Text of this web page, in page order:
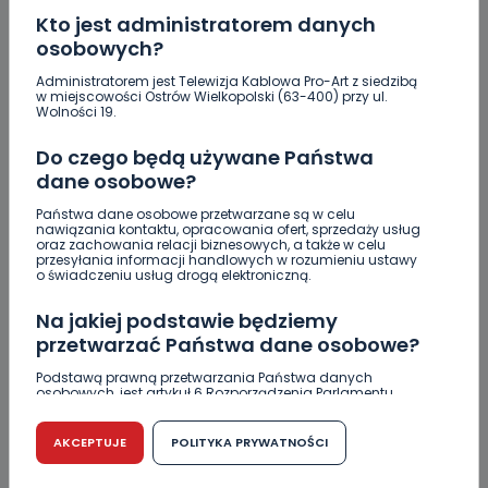
Kto jest administratorem danych
osobowych?
Administratorem jest Telewizja Kablowa Pro-Art z siedzibą
w miejscowości Ostrów Wielkopolski (63-400) przy ul.
Wolności 19.
Do czego będą używane Państwa
dane osobowe?
Państwa dane osobowe przetwarzane są w celu
nawiązania kontaktu, opracowania ofert, sprzedaży usług
oraz zachowania relacji biznesowych, a także w celu
przesyłania informacji handlowych w rozumieniu ustawy
o świadczeniu usług drogą elektroniczną.
Na jakiej podstawie będziemy
przetwarzać Państwa dane osobowe?
Podstawą prawną przetwarzania Państwa danych
osobowych, jest artykuł 6 Rozporządzenia Parlamentu
r. w sprawie ochrony osób fizycznych w związku z
przetwarzaniem danych osobowych w sprawie
swobodnego przepływu takich danych oraz uchylenia
dyrektywy 95/46/WE (RODO).
AKCEPTUJE POLITYKA PRYWATNOŚCI
usunęli negatywne skutki swojej
przestępczej działalności,
nadzwyczajnego złagodzenia kary, a
– wyjaśnia.
Główny Inspektorat Ochrony
Środowiska został już powiększony o
Przestępczości Środowiskowej.„Jego
głównym zadaniem jest koordynacja
działań Inspekcji w zakresie
zwalczania przestępczości